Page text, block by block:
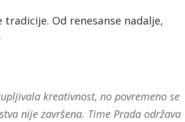
Od renesanse nadalje,
kreativnost, no povremeno se
nije završena. Time Prada održava